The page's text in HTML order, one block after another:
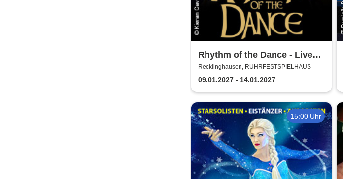
Rhythm of the Dance - Live
2027
Recklinghausen, RUHRFESTSPIELHAUS
09.01.2027 - 14.01.2027
15:00 Uhr